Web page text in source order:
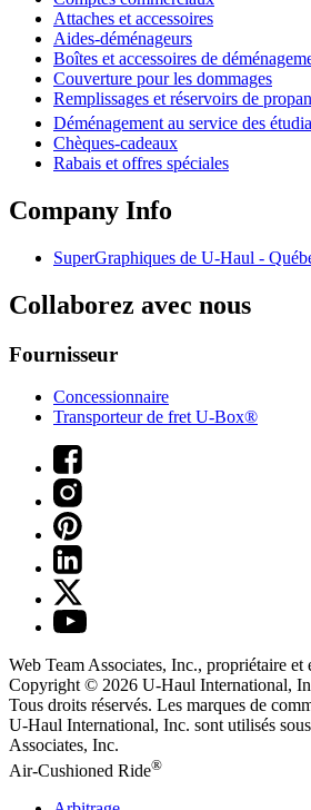
Attaches et accessoires
Aides-déménageurs
Boîtes et accessoires de
Couverture pour les dommages
Remplissages et réservoirs de
Déménagement au service des
Chèques-cadeaux
Rabais et offres spéciales
Company Info
SuperGraphiques de U-Haul -
Collaborez avec nous
Fournisseur
Concessionnaire
Transporteur de fret U-Box®
Web Team Associates, Inc., propriétaire et
Copyright © 2026 U-Haul International,
Tous droits réservés. Les marques de
U-Haul International, Inc. sont utilisés
Associates, Inc.
Air-Cushioned Ride®